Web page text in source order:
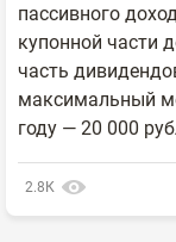
пассивного
купонной части
часть
максимальный
году — 20 000
2.8К